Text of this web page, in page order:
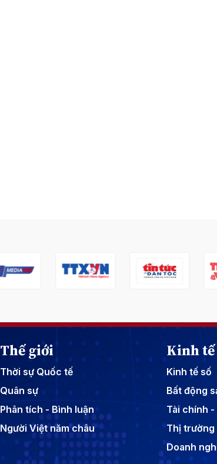
Thế giới
Thời sự Quốc tế
Quân sự
Phân tích - Bình luận
Người Việt năm châu
Kinh tế
Kinh tế số
Bất động
Tài chính
Thị trường
Doanh